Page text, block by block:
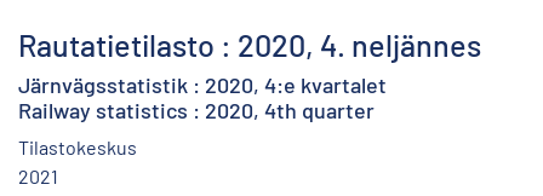
Rautatietilasto : 2020, 4. neljännes
Järnvägsstatistik : 2020, 4:e kvartalet
Railway statistics : 2020, 4th quarter
Tilastokeskus
2021